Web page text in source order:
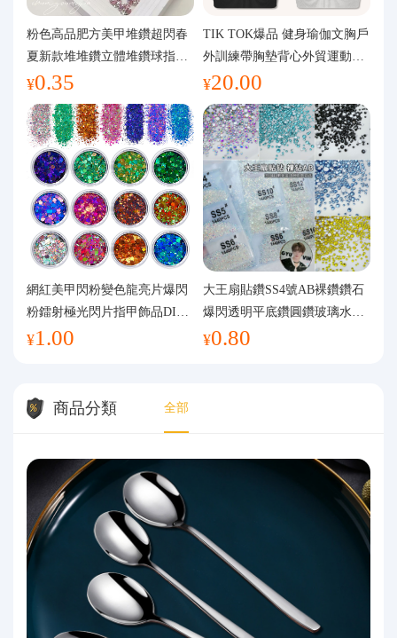
粉色高品肥方美甲堆鑽超閃春
夏新款堆堆鑽立體堆鑽球指甲
裝飾品
¥0.35
TIK TOK爆品 健身瑜伽文胸戶
外訓練帶胸墊背心外貿運動瑜
伽服女
¥20.00
網紅美甲閃粉變色龍亮片爆閃
粉鐳射極光閃片指甲飾品DIY
手工流麻
¥1.00
大王扇貼鑽SS4號AB裸鑽鑽石
爆閃透明平底鑽圓鑽玻璃水鑽
美甲鑽飾
¥0.80
商品分類 全部